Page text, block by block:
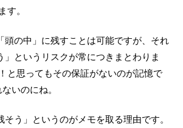
す。
頭の中」に残すことは可能ですが、それ
」というリスクが常につきまとわりま
と思ってもその保証がないのが記憶で
いのにね。
そう」というのがメモを取る理由です。